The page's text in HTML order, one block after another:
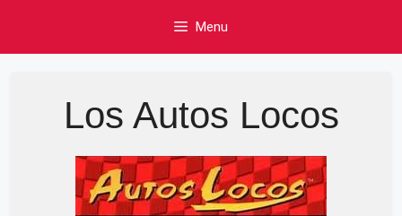
content
Menu
Los Autos Locos